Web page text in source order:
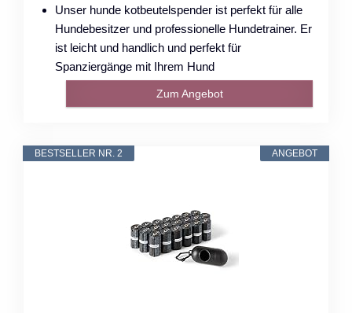
Unser hunde kotbeutelspender ist perfekt für alle
Hundebesitzer und professionelle Hundetrainer. Er
ist leicht und handlich und perfekt für
Spanziergänge mit Ihrem Hund
Zum Angebot
ANGEBOT
BESTSELLER NR. 2